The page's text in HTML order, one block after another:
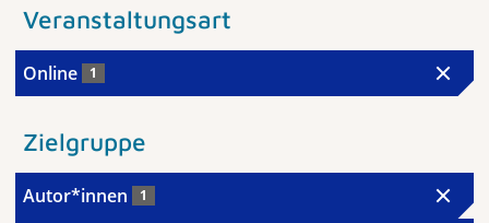
Veranstaltungsart
Online 1
Zielgruppe
Autor*innen 1